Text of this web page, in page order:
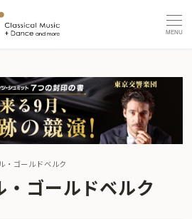
MENU
・ゴールドベルク
・ゴールドベルク